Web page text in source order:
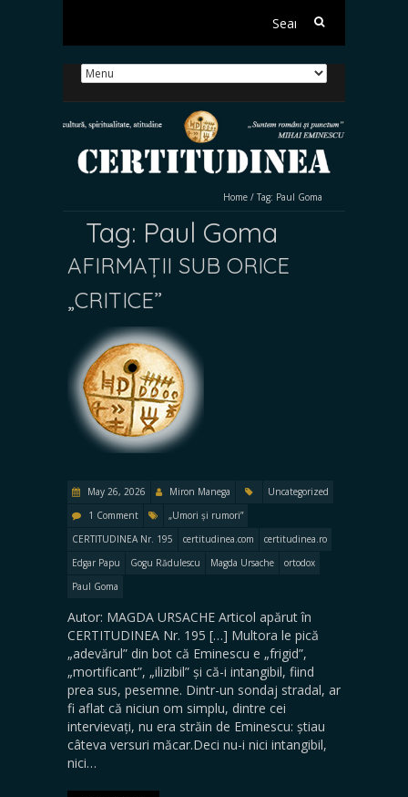
Search
Home / Tag: Paul Goma
Tag: Paul Goma
AFIRMAȚII SUB ORICE
„CRITICE”
May 26, 2026 Miron Manega
Uncategorized
1 Comment
„Umori și rumori”
CERTITUDINEA Nr. 195
certitudinea.com
certitudinea.ro
Edgar Papu
Gogu Rădulescu Magda Ursache
ortodox
Paul Goma
Autor: MAGDA URSACHE Articol apărut în
CERTITUDINEA Nr. 195 […] Multora le pică
„adevărul” din bot că Eminescu e „frigid”,
„mortificant”, „ilizibil” și că-i intangibil, fiind
prea sus, pesemne. Dintr-un sondaj stradal, ar
fi aflat că niciun om simplu, dintre cei
intervievați, nu era străin de Eminescu: știau
câteva versuri măcar.Deci nu-i nici intangibil,
nici…